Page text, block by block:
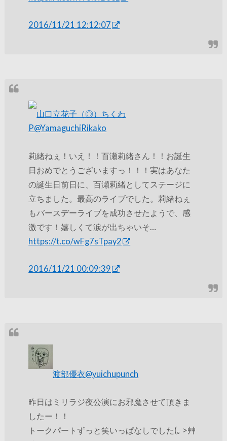
2016/11/21 12:12:07
山口立花子（◎）ちくわ
P@YamaguchiRikako
莉緒ねぇ！いえ！！百瀬莉緒さん！！お誕生
日おめでとうございますっ！！！実はあなた
の誕生日前日に、百瀬莉緒としてステージに
立ちました。最高のライブでした。莉緒ねぇ
もバースデーライブを成功させたようで、感
激です！嬉しくて涙が出ちゃいそ…
https://t.co/wFg7sTpay2
2016/11/21 00:09:39
渡部優衣@yuichupunch
昨日はミリラジ夜公演にお邪魔させて頂きま
したー！！
トークパートずっと笑いっぱなしでした(｡ >艸